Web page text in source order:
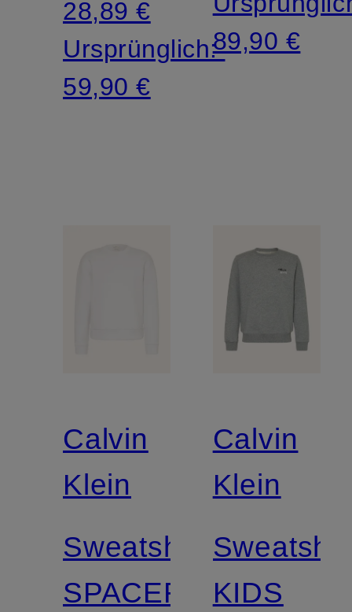
28,89 €
Ursprünglich:
59,90 €
89,90 €
Calvin
Klein
Sweatshirt
SPACER
Calvin
Klein
KIDS